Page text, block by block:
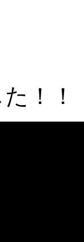
！！